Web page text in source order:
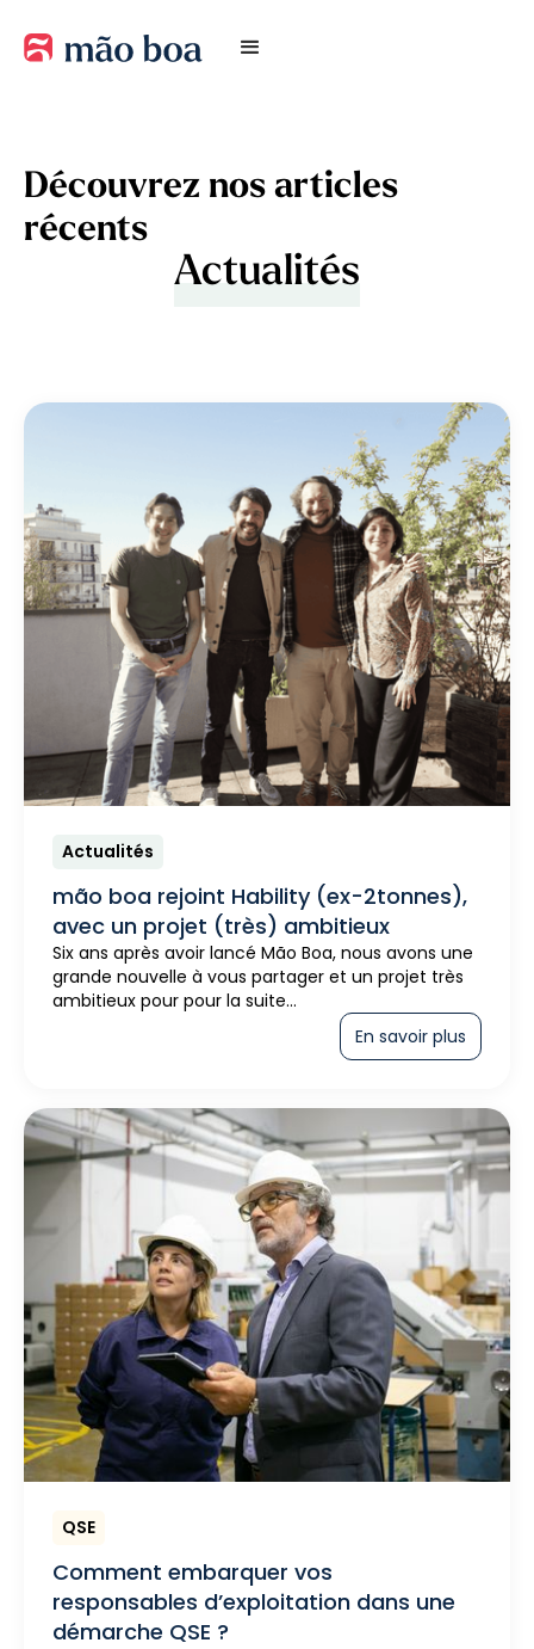
Découvrez nos articles
récents
Actualités
Actualités
mão boa rejoint Hability (ex-2tonnes),
avec un projet (très) ambitieux
Six ans après avoir lancé Mão Boa, nous avons une
grande nouvelle à vous partager et un projet très
ambitieux pour pour la suite…
En savoir plus
QSE
Comment embarquer vos
responsables d’exploitation dans une
démarche QSE ?